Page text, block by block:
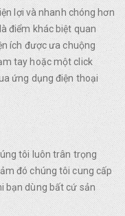
lợi và nhanh chóng hơn
điểm khác biệt quan
ích được ưa chuộng
tay hoặc một click
ứng dụng điện thoại
tôi luôn trân trọng
đó chúng tôi cung cấp
bạn dùng bất cứ sản